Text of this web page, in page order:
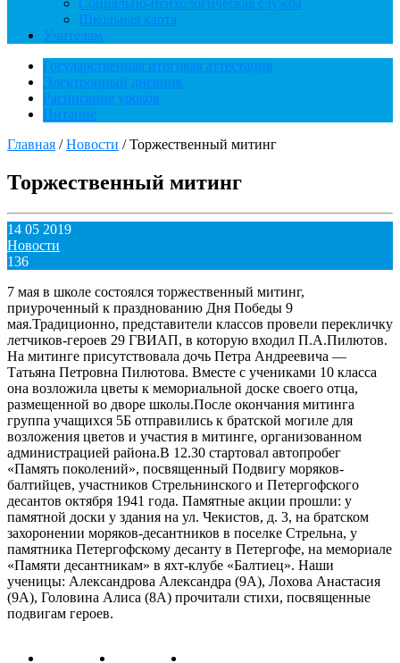
Социально-психологическая служба
Школьная карта
Учителям
Государственная итоговая аттестация
Электронный дневник
Расписание уроков
Питание
Главная /Новости /Торжественный митинг
Торжественный митинг
14 05 2019
Новости
136
7 мая в школе состоялся торжественный митинг,
приуроченный к празднованию Дня Победы 9
мая.Традиционно, представители классов провели перекличку
летчиков-героев 29 ГВИАП, в которую входил П.А.Пилютов.
На митинге присутствовала дочь Петра Андреевича —
Татьяна Петровна Пилютова. Вместе с учениками 10 класса
она возложила цветы к мемориальной доске своего отца,
размещенной во дворе школы.После окончания митинга
группа учащихся 5Б отправились к братской могиле для
возложения цветов и участия в митинге, организованном
администрацией района.В 12.30 стартовал автопробег
«Память поколений», посвященный Подвигу моряков-
балтийцев, участников Стрельнинского и Петергофского
десантов октября 1941 года. Памятные акции прошли: у
памятной доски у здания на ул. Чекистов, д. 3, на братском
захоронении моряков-десантников в поселке Стрельна, у
памятника Петергофскому десанту в Петергофе, на мемориале
«Памяти десантникам» в яхт-клубе «Балтиец». Наши
ученицы: Александрова Александра (9А), Лохова Анастасия
(9А), Головина Алиса (8А) прочитали стихи, посвященные
подвигам героев.